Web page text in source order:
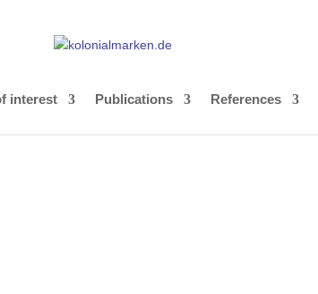
interest Publications References